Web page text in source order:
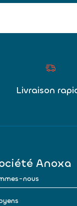
Livraison
Anoxa
nous